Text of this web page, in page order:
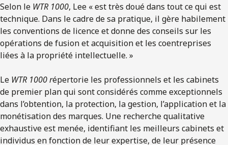
Selon le WTR 1000, Lee « est très doué dans tout ce qui est
technique. Dans le cadre de sa pratique, il gère habilement
les conventions de licence et donne des conseils sur les
opérations de fusion et acquisition et les coentreprises
liées à la propriété intellectuelle. »
Le WTR 1000 répertorie les professionnels et les cabinets
de premier plan qui sont considérés comme exceptionnels
dans l’obtention, la protection, la gestion, l’application et la
monétisation des marques. Une recherche qualitative
exhaustive est menée, identifiant les meilleurs cabinets et
individus en fonction de leur expertise, de leur présence